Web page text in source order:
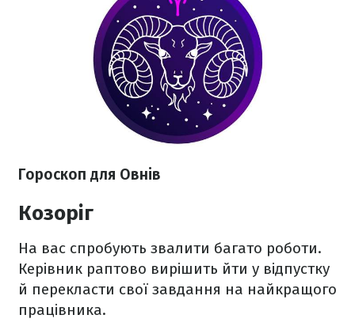
Гороскоп для Овнів
Козоріг
На вас спробують звалити багато роботи.
Керівник раптово вирішить йти у відпустку
й перекласти свої завдання на найкращого
працівника.